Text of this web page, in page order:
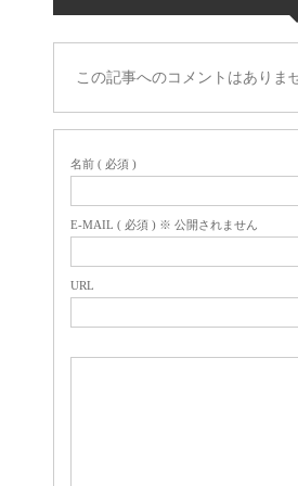
この記事へのコメントはありま
名前 ( 必須 )
E-MAIL ( 必須 ) ※ 公開されません
URL